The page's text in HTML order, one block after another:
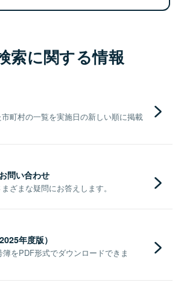
索に関する情報
町村の一覧を実施日の新しい順に掲載
問い合わせ
ざまな疑問にお答えします。
年度版）
をPDF形式でダウンロードできま